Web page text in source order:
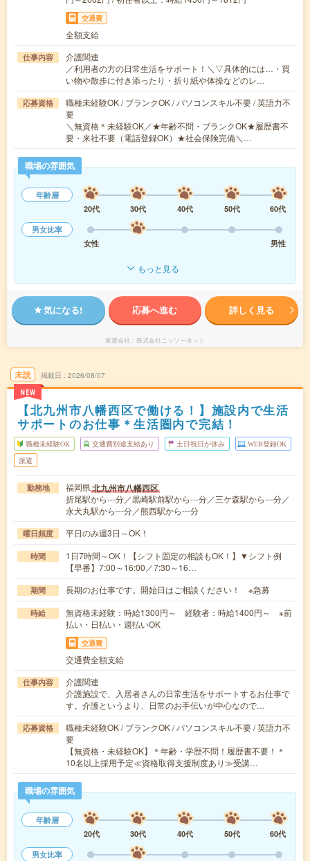
交通費
全額支給
仕事内容
介護関連
／利用者の方の日常生活をサポート！＼▽具体的には…・買
い物や散歩に付き添ったり・折り紙や体操などのレ…
応募資格
職種未経験OK / ブランクOK / パソコンスキル不要 / 英語力不
要
＼無資格＊未経験OK／★年齢不問・ブランクOK★履歴書不
要・来社不要（電話登録OK）★社会保険完備＼…
職場の雰囲気
年齢層
20代
30代 40代 50代
60代
男女比率
女性
男性
もっと見る
気になる! 応募へ進む 詳しく見る
派遣会社 株式会社ニッソーネット
未読
NEW
掲載日 2026/08/07
【北九州市八幡西区で働ける！】施設内で生活
サポートのお仕事＊生活圏内で完結！
職種未経験OK 交通費別途支給あり 土日祝日が休み WEB登録OK
派遣
勤務地 福岡県北九州市八幡西区
折尾駅から---分／黒崎駅前駅から---分／三ケ森駅から---分／
永犬丸駅から---分／熊西駅から---分
曜日頻度 平日のみ週3日～OK！
時間
1日7時間～OK！【シフト固定の相談もOK！】▼シフト例
【早番】7:00～16:00／7:30～16…
期間 長期のお仕事です。開始日はご相談ください！ ※急募
時給
無資格未経験：時給1300円～ 経験者：時給1400円～ ※前
払い・日払い・週払いOK
交通費
交通費全額支給
仕事内容
介護関連
介護施設で、入居者さんの日常生活をサポートするお仕事で
す。介護というより、日常のお手伝いが中心なので…
応募資格
職種未経験OK / ブランクOK / パソコンスキル不要 / 英語力不
要
【無資格・未経験OK】＊年齢・学歴不問！履歴書不要！＊
10名以上採用予定≪資格取得支援制度あり≫受講…
職場の雰囲気
年齢層
20代
30代 40代 50代
60代
男女比率